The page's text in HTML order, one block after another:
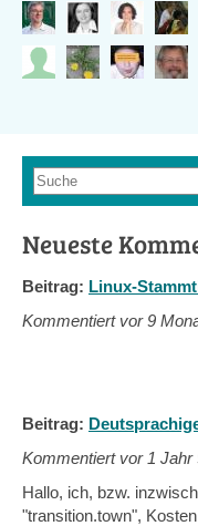
Suchformular
Suche
Neueste
Beitrag: Linux-
Kommentiert vor9
Beitrag:
Kommentiert vor 1 Jahr
Hallo, ich, bzw.
"transition.town",